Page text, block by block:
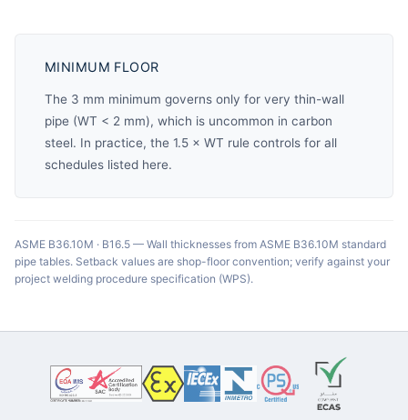
MINIMUM FLOOR
The 3 mm minimum governs only for very thin-wall
pipe (WT < 2 mm), which is uncommon in carbon
steel. In practice, the 1.5 × WT rule controls for all
schedules listed here.
ASME B36.10M · B16.5 — Wall thicknesses from ASME B36.10M standard
pipe tables. Setback values are shop-floor convention; verify against your
project welding procedure specification (WPS).